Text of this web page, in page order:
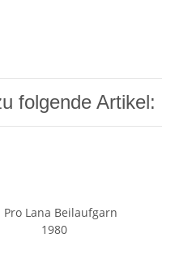
folgende Artikel: